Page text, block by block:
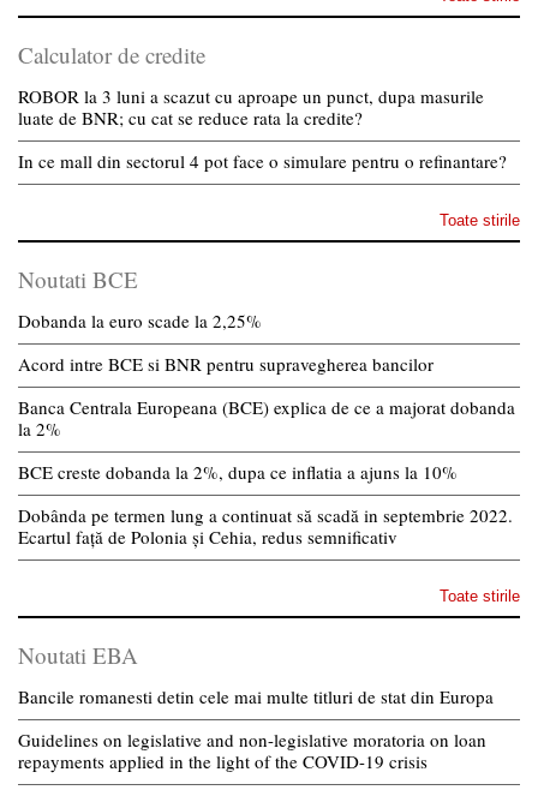
Calculator de credite
ROBOR la 3 luni a scazut cu aproape un punct, dupa masurile
luate de BNR; cu cat se reduce rata la credite?
In ce mall din sectorul 4 pot face o simulare pentru o refinantare?
Toate stirile
Noutati BCE
Dobanda la euro scade la 2,25%
Acord intre BCE si BNR pentru supravegherea bancilor
Banca Centrala Europeana (BCE) explica de ce a majorat dobanda
la 2%
BCE creste dobanda la 2%, dupa ce inflatia a ajuns la 10%
Dobânda pe termen lung a continuat să scadă in septembrie 2022.
Ecartul față de Polonia și Cehia, redus semnificativ
Toate stirile
Noutati EBA
Bancile romanesti detin cele mai multe titluri de stat din Europa
Guidelines on legislative and non-legislative moratoria on loan
repayments applied in the light of the COVID-19 crisis